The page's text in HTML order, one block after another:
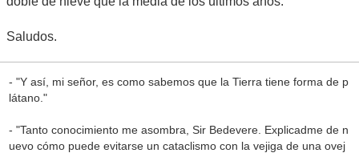
Saludos.
- "Y así, mi señor, es como sabemos que la Tierra tiene forma de p
látano."
- "Tanto conocimiento me asombra, Sir Bedevere. Explicadme de n
uevo cómo puede evitarse un cataclismo con la vejiga de una ovej